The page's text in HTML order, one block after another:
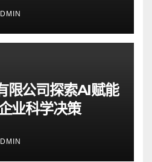
限公司探索AI赋能
业科学决策